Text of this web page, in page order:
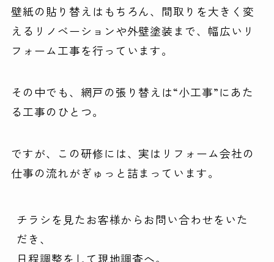
壁紙の貼り替えはもちろん、間取りを大きく変
えるリノベーションや外壁塗装まで、幅広いリ
フォーム工事を行っています。
その中でも、網戸の張り替えは“小工事”にあた
る工事のひとつ。
ですが、この研修には、実はリフォーム会社の
仕事の流れがぎゅっと詰まっています。
チラシを見たお客様からお問い合わせをいた
だき、
日程調整をして現地調査へ。